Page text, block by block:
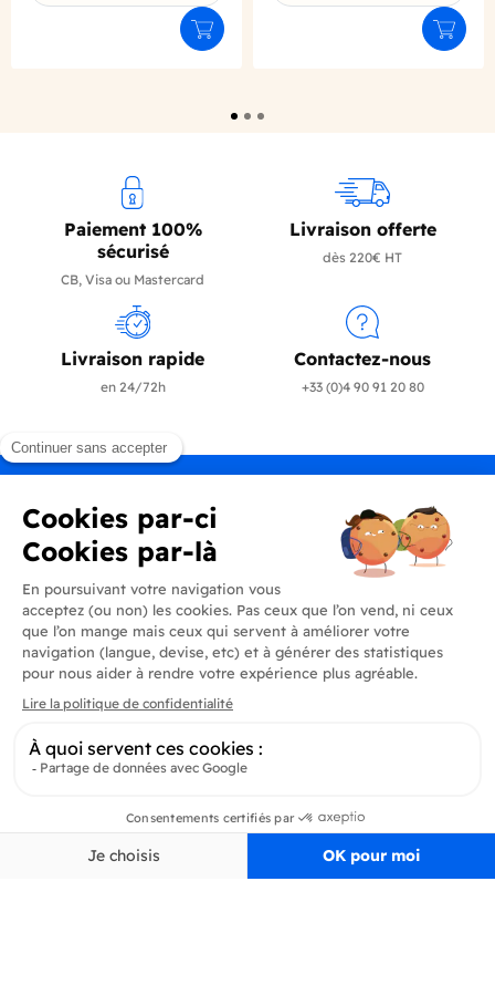
Déclinaison du produit
Ajouter au panier
Déclinaison du produit
Paiement 100%
sécurisé
CB, Visa ou Mastercard
Livraison offerte
dès 220€ HT
Livraison rapide
en 24/72h
Contactez-nous
+33 (0)4 90 91 20 80
Produits
En savoir plus